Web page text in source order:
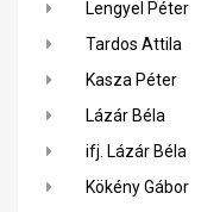
Lengyel Péter
Tardos Attila
Kasza Péter
Lázár Béla
ifj. Lázár Béla
Kökény Gábor